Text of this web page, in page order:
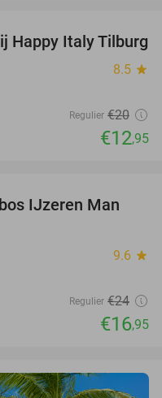
35%
Happy Italy Tilburg
8.5 star
Regulier €20
€12,95
29%
IJzeren Man
9.6 star
Regulier €24
€16,95